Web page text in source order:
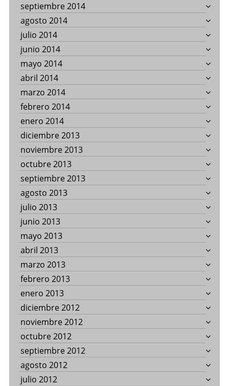
septiembre 2014
agosto 2014
julio 2014
junio 2014
mayo 2014
abril 2014
marzo 2014
febrero 2014
enero 2014
diciembre 2013
noviembre 2013
octubre 2013
septiembre 2013
agosto 2013
julio 2013
junio 2013
mayo 2013
abril 2013
marzo 2013
febrero 2013
enero 2013
diciembre 2012
noviembre 2012
octubre 2012
septiembre 2012
agosto 2012
julio 2012